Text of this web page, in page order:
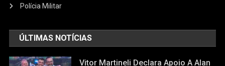
Polícia Militar
ÚLTIMAS NOTÍCIAS
Vitor Martineli Declara Apoio A Alan